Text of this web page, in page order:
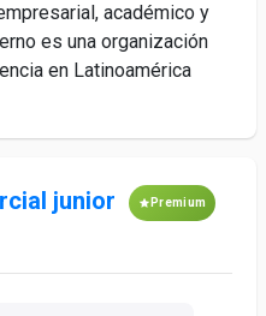
académico y
es una organización
en Latinoamérica
junior Premium